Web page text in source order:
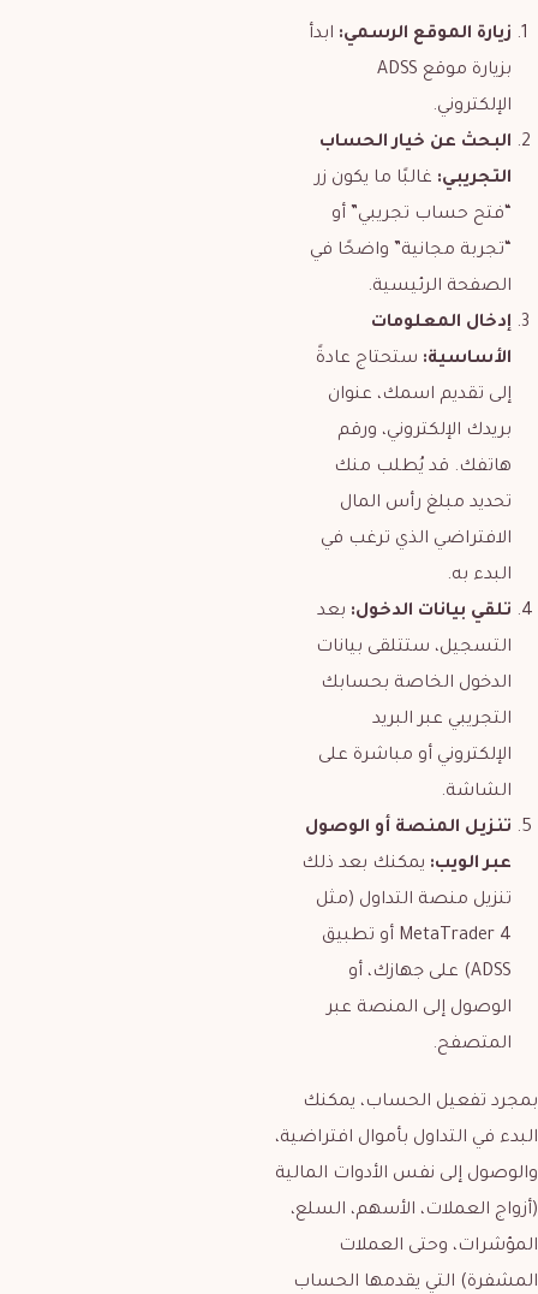
زيارة الموقع الرسمي: ابدأ
بزيارة موقع ADSS
الإلكتروني.
البحث عن خيار الحساب
التجريبي: غالبًا ما يكون زر
“فتح حساب تجريبي” أو
“تجربة مجانية” واضحًا في
الصفحة الرئيسية.
إدخال المعلومات
الأساسية: ستحتاج عادةً
إلى تقديم اسمك، عنوان
بريدك الإلكتروني، ورقم
هاتفك. قد يُطلب منك
تحديد مبلغ رأس المال
الافتراضي الذي ترغب في
البدء به.
تلقي بيانات الدخول: بعد
التسجيل، ستتلقى بيانات
الدخول الخاصة بحسابك
التجريبي عبر البريد
الإلكتروني أو مباشرة على
الشاشة.
تنزيل المنصة أو الوصول
عبر الويب: يمكنك بعد ذلك
تنزيل منصة التداول (مثل
MetaTrader 4 أو تطبيق
ADSS) على جهازك، أو
الوصول إلى المنصة عبر
المتصفح.
بمجرد تفعيل الحساب، يمكنك
البدء في التداول بأموال افتراضية،
والوصول إلى نفس الأدوات المالية
(أزواج العملات، الأسهم، السلع،
المؤشرات، وحتى العملات
المشفرة) التي يقدمها الحساب